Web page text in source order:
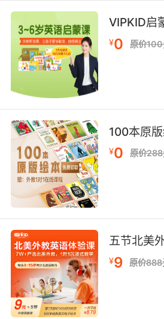
学员平均每节课的有效学习时
出行业均值15%。 教师培
VIPKID建立了金字塔式培养
120小时的基础培训，内容
二语言习得理论等；进阶阶
进行每月两次的教学案例研
研究院的对比实验证实，接
教，其课堂指令清晰度提升
高28%。 教学质量监控采用
员课后评分外，教学督导团
课堂录像，从教学节奏、纠
12个维度进行专业评估。
VIPKID教师的年度综合评分
分），其中课堂趣味性和发
续五年位列行业首位。 智能
学习效率革命 人工智能技术
式。VIPKID自主研发的
人脸识别技术实时监测学员
注意力分散时，系统会自动
麻省理工学院媒体实验室的
VIPKID启
¥0 原价
100本原
¥0 原价
五节北美
¥9 原价888